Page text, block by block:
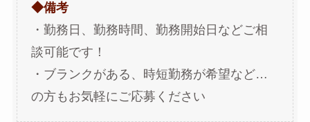
◆備考
・勤務日、勤務時間、勤務開始日などご相
談可能です！
・ブランクがある、時短勤務が希望など…
の方もお気軽にご応募ください